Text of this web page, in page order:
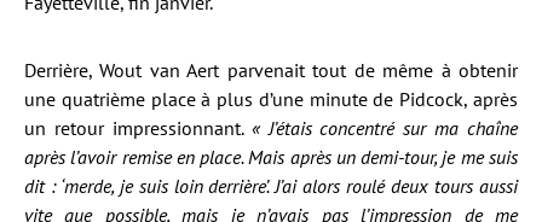
Derrière, Wout van Aert parvenait tout de même à obtenir
une quatrième place à plus d’une minute de Pidcock, après
un retour impressionnant. « J’étais concentré sur ma chaîne
après l’avoir remise en place. Mais après un demi-tour, je me suis
dit : ‘merde, je suis loin derrière’. J’ai alors roulé deux tours aussi
vite que possible, mais je n’avais pas l’impression de me